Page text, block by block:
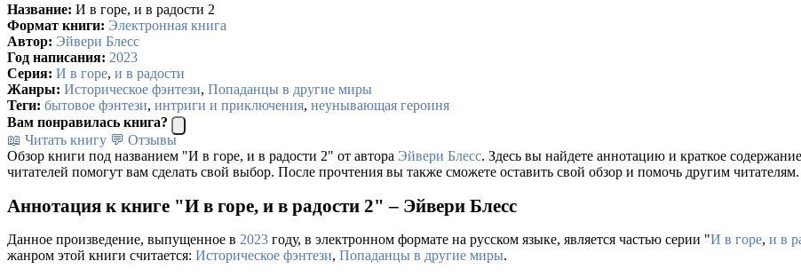
Название: И в горе, и в радости 2
Формат книги: Электронная книга
Автор: Эйвери Блесс
Год написания: 2023
Серия: И в горе, и в радости
Жанры: Историческое фэнтези, Попаданцы в другие миры
Теги: бытовое фэнтези, интриги и приключения, неунывающая героиня
Вам понравилась книга?
📖 Читать книгу 💬 Отзывы
Обзор книги под названием "И в горе, и в радости 2" от автора Эйвери Блесс. Здесь вы найдете аннотацию и краткое
читателей помогут вам сделать свой выбор. После прочтения вы также сможете оставить свой обзор и помочь другим читателям.
Аннотация к книге "И в горе, и в радости 2" – Эйвери Блесс
Данное произведение, выпущенное в 2023 году, в электронном формате на русском языке, является частью серии "И в горе, и в
жанром этой книги считается: Историческое фэнтези, Попаданцы в другие миры.